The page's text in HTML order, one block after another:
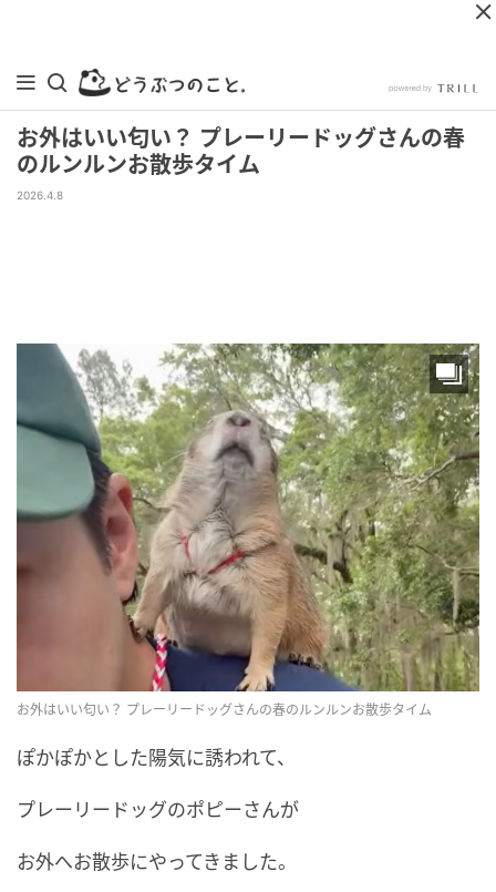
お外はいい匂い？ プレーリードッグさんの春
のルンルンお散歩タイム
2026.4.8
お外はいい匂い？ プレーリードッグさんの春のルンルンお散歩タイム
ぽかぽかとした陽気に誘われて、
プレーリードッグのポピーさんが
お外へお散歩にやってきました。